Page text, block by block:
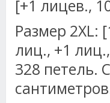
[+1 лицев.,
Размер 2XL:
лиц., +1
328 петель.